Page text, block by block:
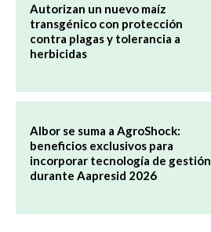
Autorizan un nuevo maíz
transgénico con protección
contra plagas y tolerancia a
herbicidas
Albor se suma a AgroShock:
beneficios exclusivos para
incorporar tecnología de gestión
durante Aapresid 2026